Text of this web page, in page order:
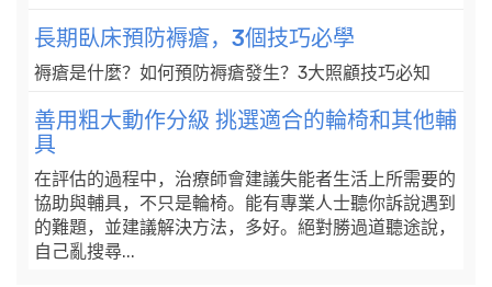
長期臥床預防褥瘡，3個技巧必學
褥瘡是什麼？如何預防褥瘡發生？3大照顧技巧必知
善用粗大動作分級 挑選適合的輪椅和其他輔
具
在評估的過程中，治療師會建議失能者生活上所需要的
協助與輔具，不只是輪椅。能有專業人士聽你訴說遇到
的難題，並建議解決方法，多好。絕對勝過道聽途說，
自己亂搜尋...